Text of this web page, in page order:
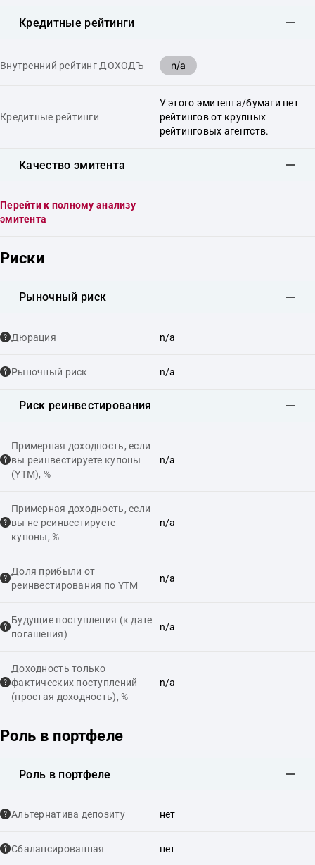
Кредитные рейтинги
Внутренний рейтинг ДОХОДЪ n/a
Кредитные рейтинги
У этого эмитента/бумаги нет
рейтингов от крупных
рейтинговых агентств.
Качество эмитента
Перейти к полному анализу
эмитента
Риски
Рыночный риск
Дюрация n/a
Рыночный риск n/a
Риск реинвестирования
Примерная доходность, если
вы реинвестируете купоны
(YTM), %
n/a
Примерная доходность, если
вы не реинвестируете
купоны, %
n/a
Доля прибыли от
реинвестирования по YTM
n/a
Будущие поступления (к дате
погашения)
n/a
Доходность только
фактических поступлений
(простая доходность), %
n/a
Роль в портфеле
Роль в портфеле
Альтернатива депозиту нет
Сбалансированная нет